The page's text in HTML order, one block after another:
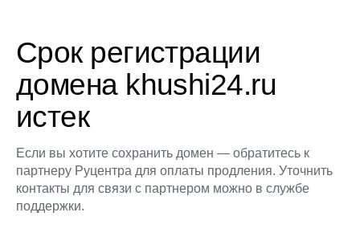
Срок регистрации
домена khushi24.ru
истек
Если вы хотите сохранить домен — обратитесь к
партнеру Руцентра для оплаты продления. Уточнить
контакты для связи с партнером можно в службе
поддержки.